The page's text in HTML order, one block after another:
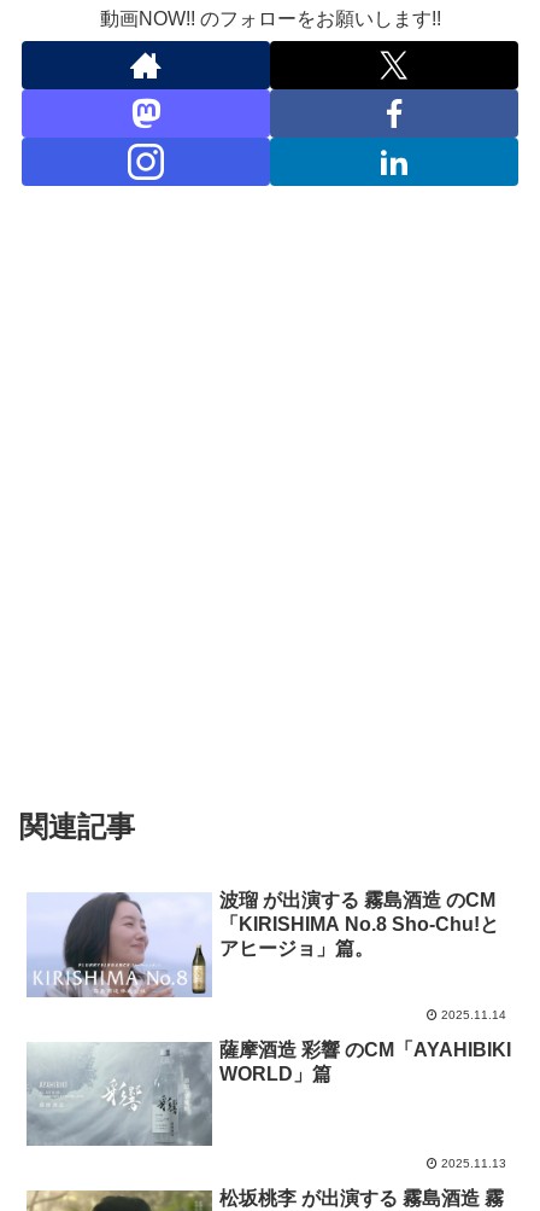
動画NOW!! のフォローをお願いします!!
関連記事
波瑠 が出演する 霧島酒造 のCM
「KIRISHIMA No.8 Sho-Chu!と
アヒージョ」篇。
2025.11.14
薩摩酒造 彩響 のCM「AYAHIBIKI
WORLD」篇
2025.11.13
松坂桃李 が出演する 霧島酒造 霧